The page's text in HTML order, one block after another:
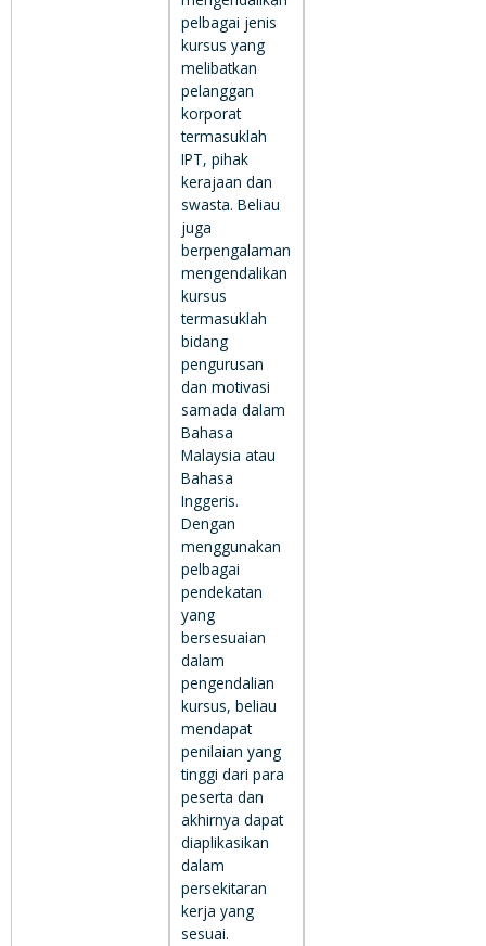
pelbagai jenis
kursus yang
melibatkan
pelanggan
korporat
termasuklah
IPT, pihak
kerajaan dan
swasta. Beliau
juga
berpengalaman
mengendalikan
kursus
termasuklah
bidang
pengurusan
dan motivasi
samada dalam
Bahasa
Malaysia atau
Bahasa
Inggeris.
Dengan
menggunakan
pelbagai
pendekatan
yang
bersesuaian
dalam
pengendalian
kursus, beliau
mendapat
penilaian yang
tinggi dari para
peserta dan
akhirnya dapat
diaplikasikan
dalam
persekitaran
kerja yang
sesuai.